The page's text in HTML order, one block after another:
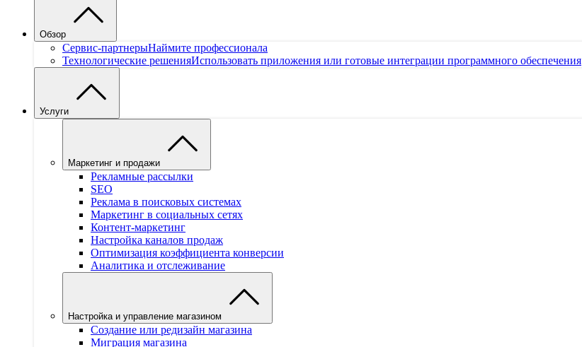
Обзор
Сервис-партнерыНаймите профессионала
Технологические решенияИспользовать приложения или готовые интеграции программного обеспечения
Услуги
Маркетинг и продажи
Рекламные рассылки
SEO
Реклама в поисковых системах
Маркетинг в социальных сетях
Контент-маркетинг
Настройка каналов продаж
Оптимизация коэффициента конверсии
Аналитика и отслеживание
Настройка и управление магазином
Создание или редизайн магазина
Миграция магазина